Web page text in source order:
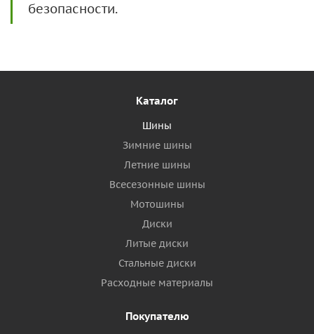
безопасности.
Каталог
Шины
Зимние шины
Летние шины
Всесезонные шины
Мотошины
Диски
Литые диски
Стальные диски
Расходные материалы
Покупателю